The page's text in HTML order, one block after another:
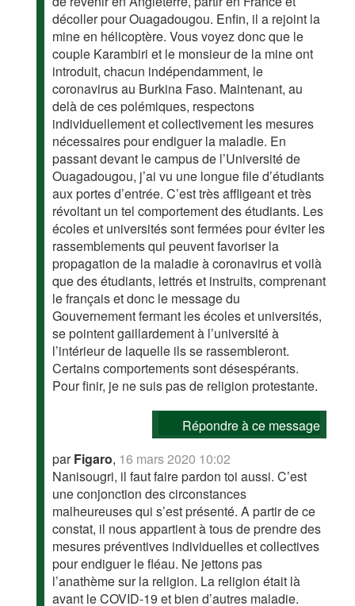
décoller pour Ouagadougou. Enfin, il a rejoint la
mine en hélicoptère. Vous voyez donc que le
couple Karambiri et le monsieur de la mine ont
introduit, chacun indépendamment, le
coronavirus au Burkina Faso. Maintenant, au
delà de ces polémiques, respectons
individuellement et collectivement les mesures
nécessaires pour endiguer la maladie. En
passant devant le campus de l’Université de
Ouagadougou, j’ai vu une longue file d’étudiants
aux portes d’entrée. C’est très affligeant et très
révoltant un tel comportement des étudiants. Les
écoles et universités sont fermées pour éviter les
rassemblements qui peuvent favoriser la
propagation de la maladie à coronavirus et voilà
que des étudiants, lettrés et instruits, comprenant
le français et donc le message du
Gouvernement fermant les écoles et universités,
se pointent gaillardement à l’université à
l’intérieur de laquelle ils se rassembleront.
Certains comportements sont désespérants.
Pour finir, je ne suis pas de religion protestante.
Répondre à ce message
parFigaro, 16 mars 2020 10:02
Nanisougri, il faut faire pardon toi aussi. C’est
une conjonction des circonstances
malheureuses qui s’est présenté. A partir de ce
constat, il nous appartient à tous de prendre des
mesures préventives individuelles et collectives
pour endiguer le fléau. Ne jettons pas
l’anathème sur la religion. La religion était là
avant le COVID-19 et bien d’autres maladie.